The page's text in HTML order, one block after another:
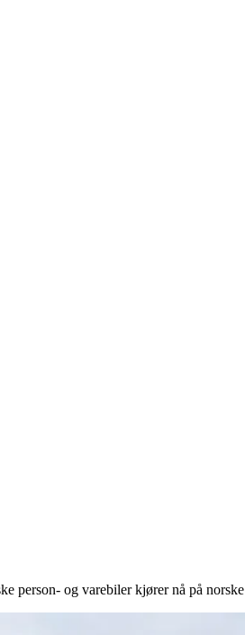
og varebiler kjører nå på